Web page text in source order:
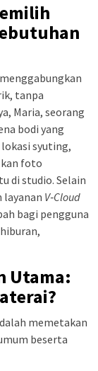
tanpa
Maria, seorang
bodi yang
syuting,
foto
di studio. Selain
layanan V‑Cloud
bagi pengguna
Utama:
memetakan
beserta